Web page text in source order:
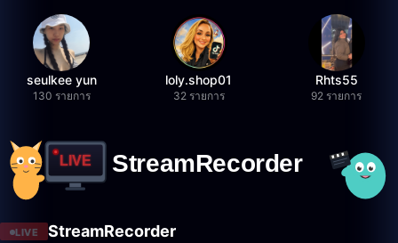
seulkee yun
130 รายการ
loly.shop01
32 รายการ
Rhts55
92 รายการ
LIVE StreamRecorder